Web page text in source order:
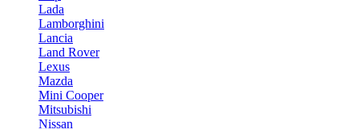
Lada
Lamborghini
Lancia
Land Rover
Lexus
Mazda
Mini Cooper
Mitsubishi
Nissan